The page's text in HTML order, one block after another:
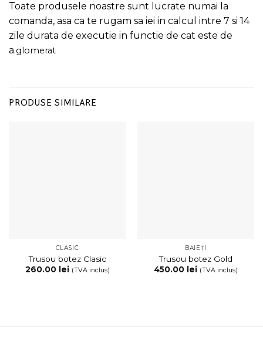
Toate produsele noastre sunt lucrate numai la
comanda, asa ca te rugam sa iei in calcul intre 7 si 14
zile durata de executie in functie de cat este de
a.glomerat
PRODUSE SIMILARE
CLASIC
Trusou botez Clasic
260.00
lei (TVA inclus)
BĂIEȚI
Trusou botez Gold
450.00
lei (TVA inclus)